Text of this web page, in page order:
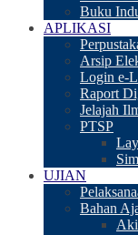
Buku
APLIKASI
Arsip
Login e-
Raport
Jelajah
PTSP
UJIAN
Bahan